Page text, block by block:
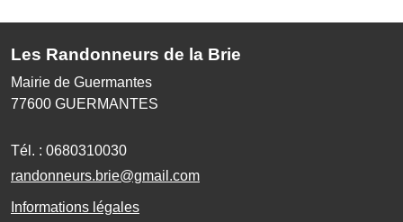
Les Randonneurs de la Brie
Mairie de Guermantes
77600 GUERMANTES
Tél. : 0680310030
randonneurs.brie@gmail.com
Informations légales